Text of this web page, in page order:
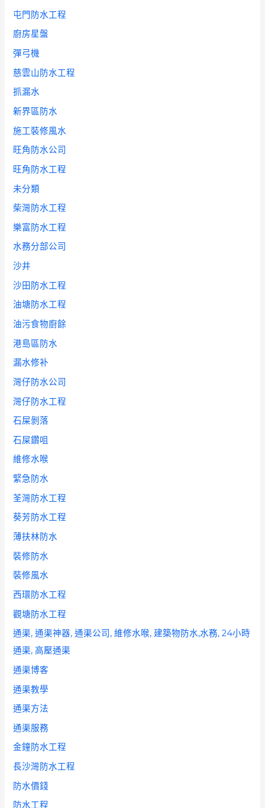
屯門防水工程
廚房星盤
彈弓機
慈雲山防水工程
抓漏水
新界區防水
施工裝修風水
旺角防水公司
旺角防水工程
未分類
柴灣防水工程
樂富防水工程
水務分部公司
沙井
沙田防水工程
油塘防水工程
油污食物廚餘
港島區防水
漏水修补
灣仔防水公司
灣仔防水工程
石屎剝落
石屎鑽咀
維修水喉
緊急防水
荃灣防水工程
葵芳防水工程
薄扶林防水
裝修防水
裝修風水
西環防水工程
觀塘防水工程
通渠, 通渠神器, 通渠公司, 維修水喉, 建築物防水,水務, 24小時
通渠, 高壓通渠
通渠博客
通渠教學
通渠方法
通渠服務
金鐘防水工程
長沙灣防水工程
防水價錢
防水工程